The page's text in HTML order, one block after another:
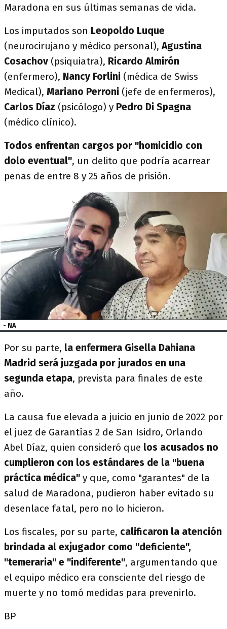
Maradona en sus últimas semanas de vida.
Los imputados son Leopoldo Luque
(neurocirujano y médico personal),Agustina
Cosachov (psiquiatra), Ricardo Almirón
(enfermero), Nancy Forlini (médica de Swiss
Medical), Mariano Perroni (jefe de enfermeros),
Carlos Díaz (psicólogo) y Pedro Di Spagna
(médico clínico).
Todos enfrentan cargos por "homicidio con
dolo eventual", un delito que podría acarrear
penas de entre 8 y 25 años de prisión.
- NA
Por su parte, la enfermera Gisella Dahiana
Madrid será juzgada por jurados en una
segunda etapa, prevista para finales de este
año.
La causa fue elevada a juicio en junio de 2022 por
el juez de Garantías 2 de San Isidro, Orlando
Abel Díaz, quien consideró que los acusados no
cumplieron con los estándares de la "buena
práctica médica" y que, como "garantes" de la
salud de Maradona, pudieron haber evitado su
desenlace fatal, pero no lo hicieron.
Los fiscales, por su parte, calificaron la atención
brindada al exjugador como "deficiente",
"temeraria" e "indiferente", argumentando que
el equipo médico era consciente del riesgo de
muerte y no tomó medidas para prevenirlo.
BP